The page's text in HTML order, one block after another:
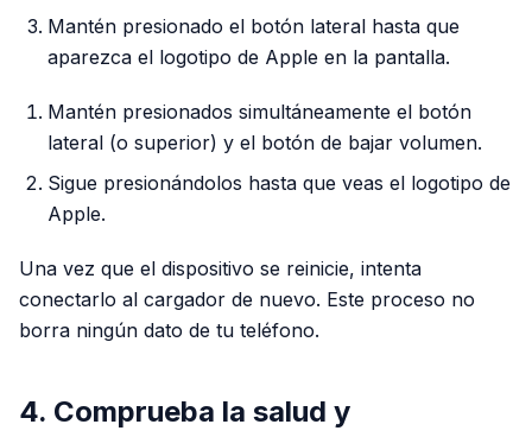
Mantén presionado el botón lateral hasta que
aparezca el logotipo de Apple en la pantalla.
Mantén presionados simultáneamente el botón
lateral (o superior) y el botón de bajar volumen.
Sigue presionándolos hasta que veas el logotipo de
Apple.
Una vez que el dispositivo se reinicie, intenta
conectarlo al cargador de nuevo. Este proceso no
borra ningún dato de tu teléfono.
4. Comprueba la salud y